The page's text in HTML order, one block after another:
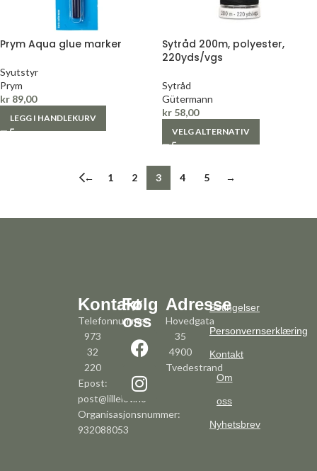
Prym Aqua glue marker
Syutstyr
Prym
kr 89,00
LEGG I HANDLEKURV
Sytråd 200m, polyester,
220yds/vgs
Sytråd
Gütermann
kr 58,00
VELG ALTERNATIV
← 1 2 3 4 5 →
Kontakt
Telefonnummer:
973
32
220
Epost:
post@lillelov.no
Organisasjonsnummer:
932088053
Følg
oss
Adresse
Hovedgata
35
4900
Tvedestrand
Betingelser
Personvernserklæring
Kontakt
Om
oss
Nyhetsbrev